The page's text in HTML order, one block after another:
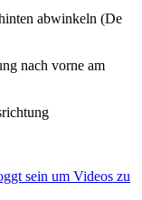
abwinkeln (De
nach vorne am
sein um Videos zu